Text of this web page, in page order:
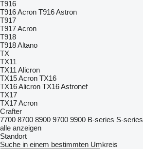
T916
T916 Acron T916 Astron
T917
T917 Acron
T918
T918 Altano
TX
TX11
TX11 Alicron
TX15 Acron TX16
TX16 Alicron TX16 Astronef
TX17
TX17 Acron
Crafter
7700 8700 8900 9700 9900 B-series S-series
alle anzeigen
Standort
Suche in einem bestimmten Umkreis